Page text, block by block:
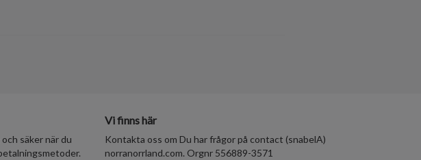
säker när du
Vi finns här
Kontakta oss om Du har frågor på contact (snabelA)
norranorrland.com. Orgnr 556889-3571